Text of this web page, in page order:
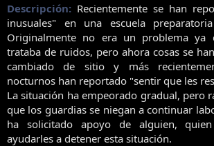
l
t
e
m
a
i
o
Descripción: Recientemente se han
inusuales" en una escuela
Originalmente no era un problema ya
trataba de ruidos, pero ahora cosas se
cambiado de sitio y más
nocturnos han reportado "sentir que les
La situación ha empeorado gradual, pero
que los guardias se niegan a continuar
ha solicitado apoyo de alguien,
ayudarles a detener esta situación.